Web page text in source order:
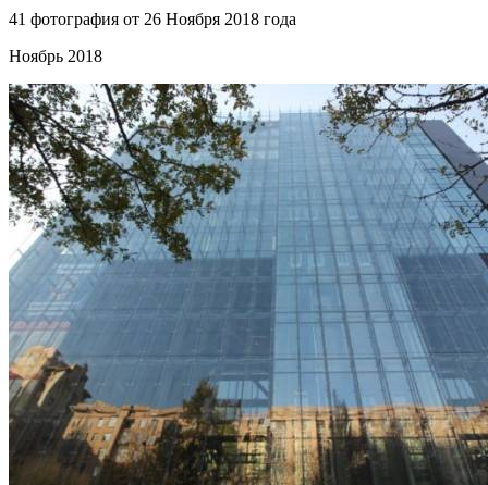
41 фотография от 26 Ноября 2018 года
Ноябрь 2018